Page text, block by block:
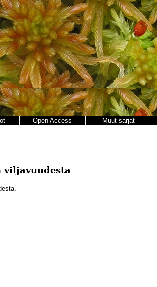
Open Access Muut sarjat